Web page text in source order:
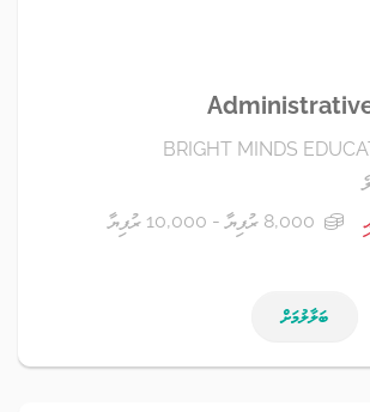
BRIGHT MINDS
8,000 ރުފިޔާ - 10,000 ރުފިޔާ
ބަލާލުމަށް